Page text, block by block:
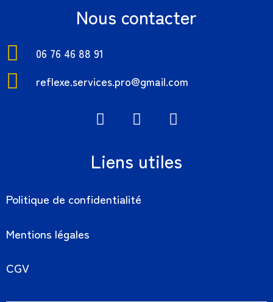
Nous contacter
06 76 46 88 91
reflexe.services.pro@gmail.com
Liens utiles
Politique de confidentialité
Mentions légales
CGV